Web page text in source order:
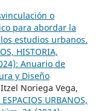
o
para abordar la
estudios urbanos.
HISTORIA,
Anuario de
y Diseño
Noriega Vega,
URBANOS,